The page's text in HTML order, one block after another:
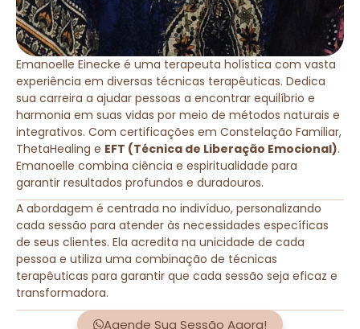
Emanoelle Einecke é uma terapeuta holística com vasta
experiência em diversas técnicas terapêuticas. Dedica
sua carreira a ajudar pessoas a encontrar equilíbrio e
harmonia em suas vidas por meio de métodos naturais e
integrativos. Com certificações em Constelação Familiar,
ThetaHealing e EFT (Técnica de Liberação Emocional).
Emanoelle combina ciência e espiritualidade para
garantir resultados profundos e duradouros.
A abordagem é centrada no indivíduo, personalizando
cada sessão para atender às necessidades específicas
de seus clientes. Ela acredita na unicidade de cada
pessoa e utiliza uma combinação de técnicas
terapêuticas para garantir que cada sessão seja eficaz e
transformadora.
Agende Sua Sessão Agora!